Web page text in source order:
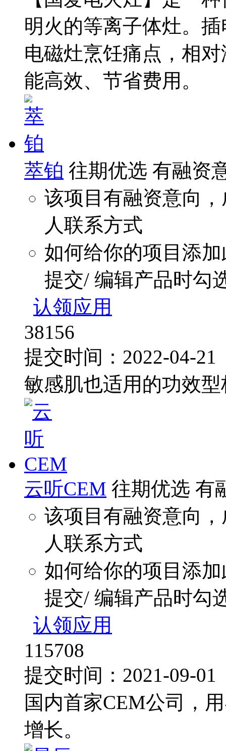
明火的等离子体灶。
电磁灶烹饪痛点，相
能高效、节省费用。
萃铂 往期优选 有融资
该项目有融资意向
人联系方式
如何给你的项目添
提交/ 编辑产品时勾
认领应用
38156
提交时间：2022-04-21
敏感肌也适用的功效
云听CEM 往期优选 有
该项目有融资意向
人联系方式
如何给你的项目添
提交/ 编辑产品时勾
认领应用
115708
提交时间：2021-09-01
国内首家CEM公司，
增长。